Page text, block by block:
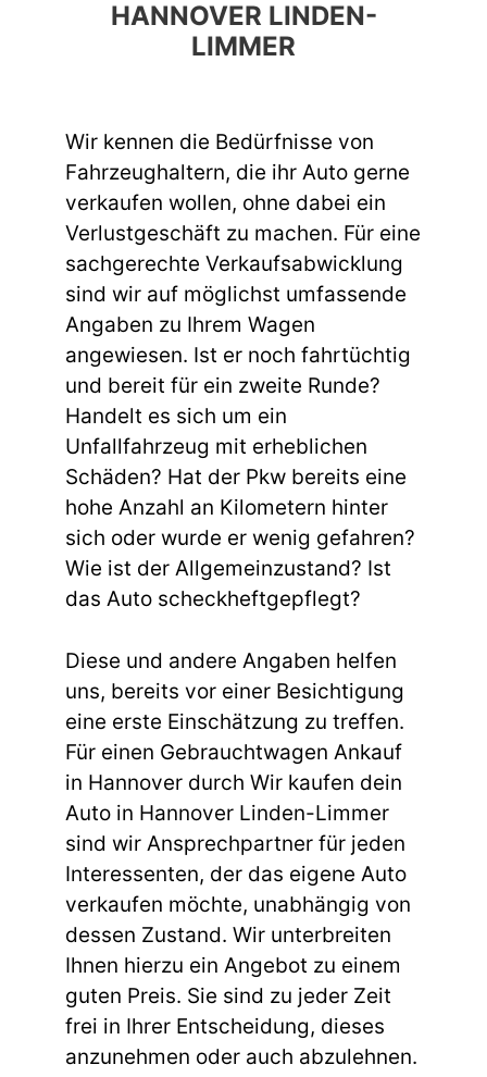
HANNOVER LINDEN-
LIMMER
Wir kennen die Bedürfnisse von
Fahrzeughaltern, die ihr Auto gerne
verkaufen wollen, ohne dabei ein
Verlustgeschäft zu machen. Für eine
sachgerechte Verkaufsabwicklung
sind wir auf möglichst umfassende
Angaben zu Ihrem Wagen
angewiesen. Ist er noch fahrtüchtig
und bereit für ein zweite Runde?
Handelt es sich um ein
Unfallfahrzeug mit erheblichen
Schäden? Hat der Pkw bereits eine
hohe Anzahl an Kilometern hinter
sich oder wurde er wenig gefahren?
Wie ist der Allgemeinzustand? Ist
das Auto scheckheftgepflegt?
Diese und andere Angaben helfen
uns, bereits vor einer Besichtigung
eine erste Einschätzung zu treffen.
Für einen Gebrauchtwagen Ankauf
in Hannover durch Wir kaufen dein
Auto in Hannover Linden-Limmer
sind wir Ansprechpartner für jeden
Interessenten, der das eigene Auto
verkaufen möchte, unabhängig von
dessen Zustand. Wir unterbreiten
Ihnen hierzu ein Angebot zu einem
guten Preis. Sie sind zu jeder Zeit
frei in Ihrer Entscheidung, dieses
anzunehmen oder auch abzulehnen.